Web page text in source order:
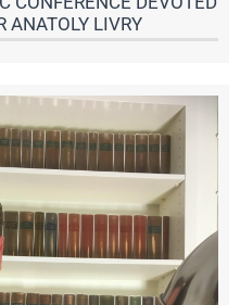
ANATOLY LIVRY